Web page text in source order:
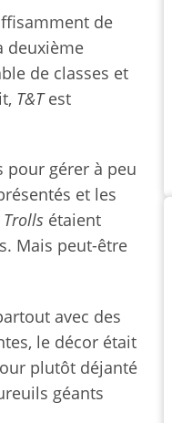
de
deuxième
de classes et
T&Test
pour gérer à peu
et les
étaient
Mais peut-être
avec des
le décor était
plutôt déjanté
géants